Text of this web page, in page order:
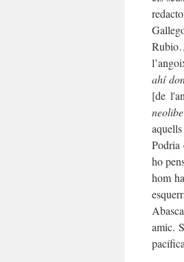
ahí
[de
Podria
ho
hom
amic.